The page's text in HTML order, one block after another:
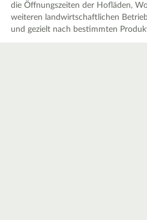
die Öffnungszeiten der Hofläden,
weiteren landwirtschaftlichen
und gezielt nach bestimmten